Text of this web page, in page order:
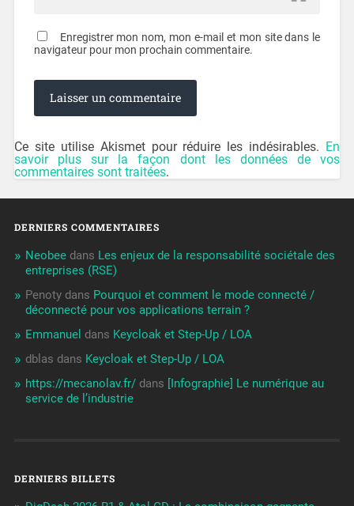
Enregistrer mon nom, mon e-mail et mon site dans le
navigateur pour mon prochain commentaire.
Ce site utilise Akismet pour réduire les indésirables. En
savoir plus sur la façon dont les données de vos
commentaires sont traitées.
DERNIERS COMMENTAIRES
Neobeedans Les enjeux de la responsabilité sociétale des
entreprises (RSE)
Penotydans Pourquoi et comment le mode connecté /
déconnecté pour vos applications terrain ?
Emmanuel dans Keycloak et Step-Up / LOA
dblas dans Keycloak et Step-Up / LOA
https://mecanolav.fr/dans [Infographie] Le numérique au
service de l’industrie
DERNIERS BILLETS